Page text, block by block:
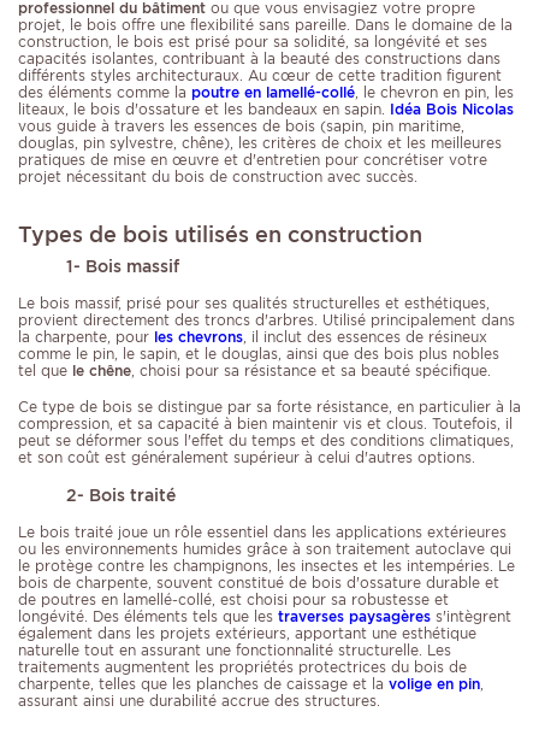
professionnel du bâtiment ou que vous envisagiez votre propre
projet, le bois offre une flexibilité sans pareille. Dans le domaine de la
construction, le bois est prisé pour sa solidité, sa longévité et ses
capacités isolantes, contribuant à la beauté des constructions dans
différents styles architecturaux. Au cœur de cette tradition figurent
des éléments comme la poutre en lamellé-collé , le chevron en pin, les
liteaux, le bois d'ossature et les bandeaux en sapin. Idéa Bois Nicolas
vous guide à travers les essences de bois (sapin, pin maritime,
douglas, pin sylvestre, chêne), les critères de choix et les meilleures
pratiques de mise en œuvre et d'entretien pour concrétiser votre
projet nécessitant du bois de construction avec succès.
Types de bois utilisés en construction
1- Bois massif
Le bois massif, prisé pour ses qualités structurelles et esthétiques,
provient directement des troncs d'arbres. Utilisé principalement dans
la charpente, pour les chevrons , il inclut des essences de résineux
comme le pin, le sapin, et le douglas, ainsi que des bois plus nobles
tel que le chêne , choisi pour sa résistance et sa beauté spécifique.
Ce type de bois se distingue par sa forte résistance, en particulier à la
compression, et sa capacité à bien maintenir vis et clous. Toutefois, il
peut se déformer sous l'effet du temps et des conditions climatiques,
et son coût est généralement supérieur à celui d'autres options.
2- Bois traité
Le bois traité joue un rôle essentiel dans les applications extérieures
ou les environnements humides grâce à son traitement autoclave qui
le protège contre les champignons, les insectes et les intempéries. Le
bois de charpente, souvent constitué de bois d'ossature durable et
de poutres en lamellé-collé, est choisi pour sa robustesse et
longévité. Des éléments tels que les traverses paysagères s'intègrent
également dans les projets extérieurs, apportant une esthétique
naturelle tout en assurant une fonctionnalité structurelle. Les
traitements augmentent les propriétés protectrices du bois de
charpente, telles que les planches de caissage et la volige en pin
assurant ainsi une durabilité accrue des structures.